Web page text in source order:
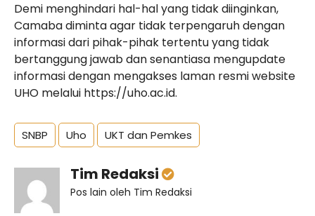
Demi menghindari hal-hal yang tidak diinginkan,
Camaba diminta agar tidak terpengaruh dengan
informasi dari pihak-pihak tertentu yang tidak
bertanggung jawab dan senantiasa mengupdate
informasi dengan mengakses laman resmi website
UHO melalui https://uho.ac.id.
SNBP Uho UKT dan Pemkes
Tim Redaksi
Pos lain oleh Tim Redaksi